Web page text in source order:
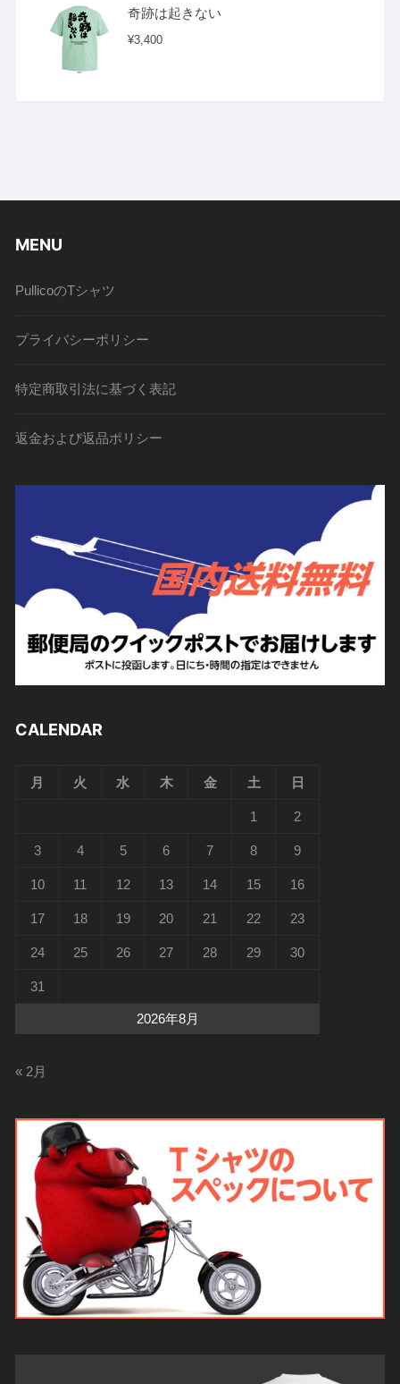
奇跡は起きない
¥3,400
MENU
PullicoのTシャツ
プライバシーポリシー
特定商取引法に基づく表記
返金および返品ポリシー
CALENDAR
2026年8月
月 火 水 木 金 土 日
1 2
3 4 5 6 7 8 9
10 11 12 13 14 15 16
17 18 19 20 21 22 23
24 25 26 27 28 29 30
31
« 2月